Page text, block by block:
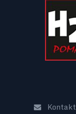
Kontakt